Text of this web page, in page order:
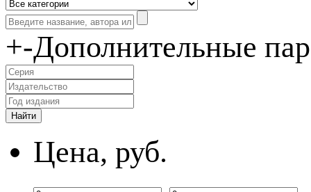
+-Дополнительные
Цена, руб.